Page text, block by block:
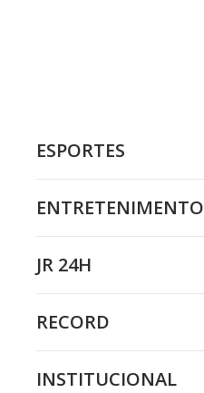
ESPORTES
ENTRETENIMENTO
JR 24H
RECORD
INSTITUCIONAL